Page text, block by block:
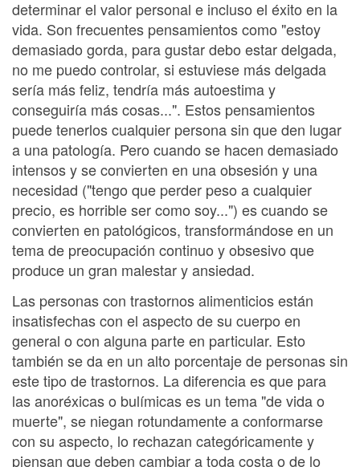
determinar el valor personal e incluso el éxito en la
vida. Son frecuentes pensamientos como "estoy
demasiado gorda, para gustar debo estar delgada,
no me puedo controlar, si estuviese más delgada
sería más feliz, tendría más autoestima y
conseguiría más cosas...". Estos pensamientos
puede tenerlos cualquier persona sin que den lugar
a una patología. Pero cuando se hacen demasiado
intensos y se convierten en una obsesión y una
necesidad ("tengo que perder peso a cualquier
precio, es horrible ser como soy...") es cuando se
convierten en patológicos, transformándose en un
tema de preocupación continuo y obsesivo que
produce un gran malestar y ansiedad.
Las personas con trastornos alimenticios están
insatisfechas con el aspecto de su cuerpo en
general o con alguna parte en particular. Esto
también se da en un alto porcentaje de personas sin
este tipo de trastornos. La diferencia es que para
las anoréxicas o bulímicas es un tema "de vida o
muerte", se niegan rotundamente a conformarse
con su aspecto, lo rechazan categóricamente y
piensan que deben cambiar a toda costa o de lo